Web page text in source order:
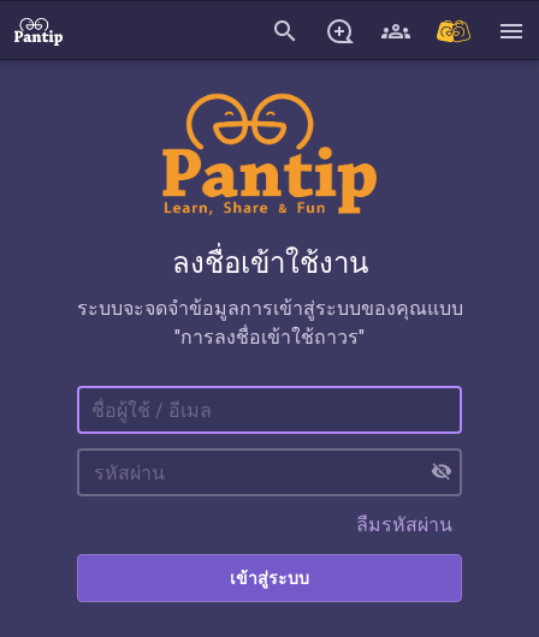
search menu
ลงชื่อเข้าใช้งาน
ระบบจะจดจำข้อมูลการเข้าสู่ระบบของคุณแบบ
"การลงชื่อเข้าใช้ถาวร"
visibility_off
ลืมรหัสผ่าน
เข้าสู่ระบบ